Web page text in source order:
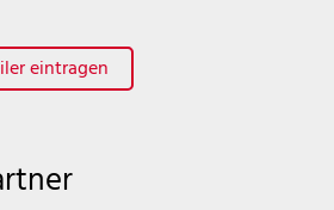
eintragen